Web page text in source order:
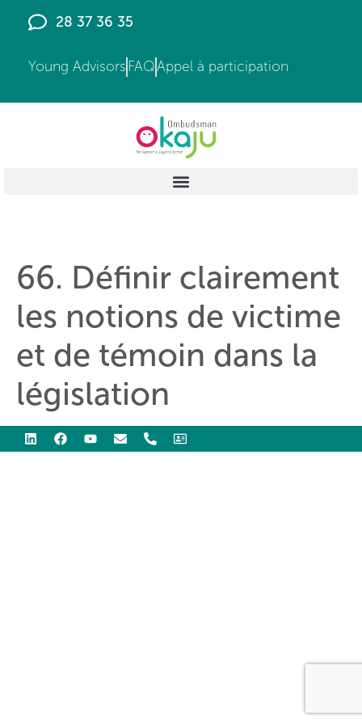
principal
28 37 36 35
Young Advisors FAQAppel à participation
66. Définir clairement
les notions de victime
et de témoin dans la
législation